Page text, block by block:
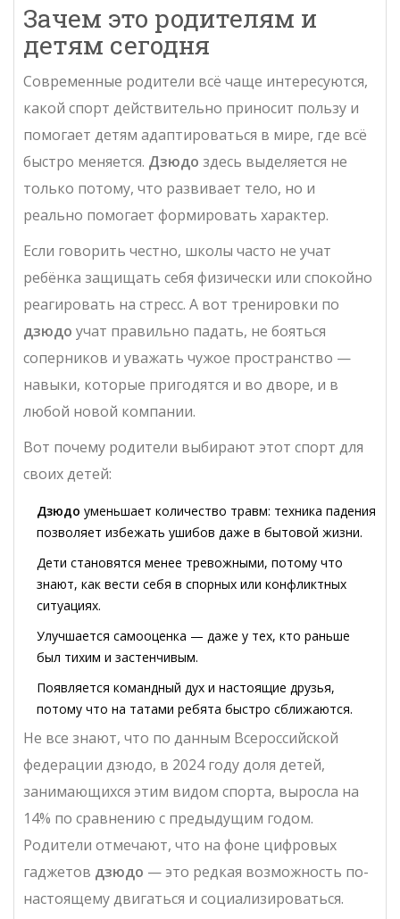
Зачем это родителям и
детям сегодня
Современные родители всё чаще интересуются,
какой спорт действительно приносит пользу и
помогает детям адаптироваться в мире, где всё
быстро меняется. Дзюдо здесь выделяется не
только потому, что развивает тело, но и
реально помогает формировать характер.
Если говорить честно, школы часто не учат
ребёнка защищать себя физически или спокойно
реагировать на стресс. А вот тренировки по
дзюдо учат правильно падать, не бояться
соперников и уважать чужое пространство —
навыки, которые пригодятся и во дворе, и в
любой новой компании.
Вот почему родители выбирают этот спорт для
своих детей:
Дзюдо уменьшает количество травм: техника падения
позволяет избежать ушибов даже в бытовой жизни.
Дети становятся менее тревожными, потому что
знают, как вести себя в спорных или конфликтных
ситуациях.
Улучшается самооценка — даже у тех, кто раньше
был тихим и застенчивым.
Появляется командный дух и настоящие друзья,
потому что на татами ребята быстро сближаются.
Не все знают, что по данным Всероссийской
федерации дзюдо, в 2024 году доля детей,
занимающихся этим видом спорта, выросла на
14% по сравнению с предыдущим годом.
Родители отмечают, что на фоне цифровых
гаджетов дзюдо — это редкая возможность по-
настоящему двигаться и социализироваться.